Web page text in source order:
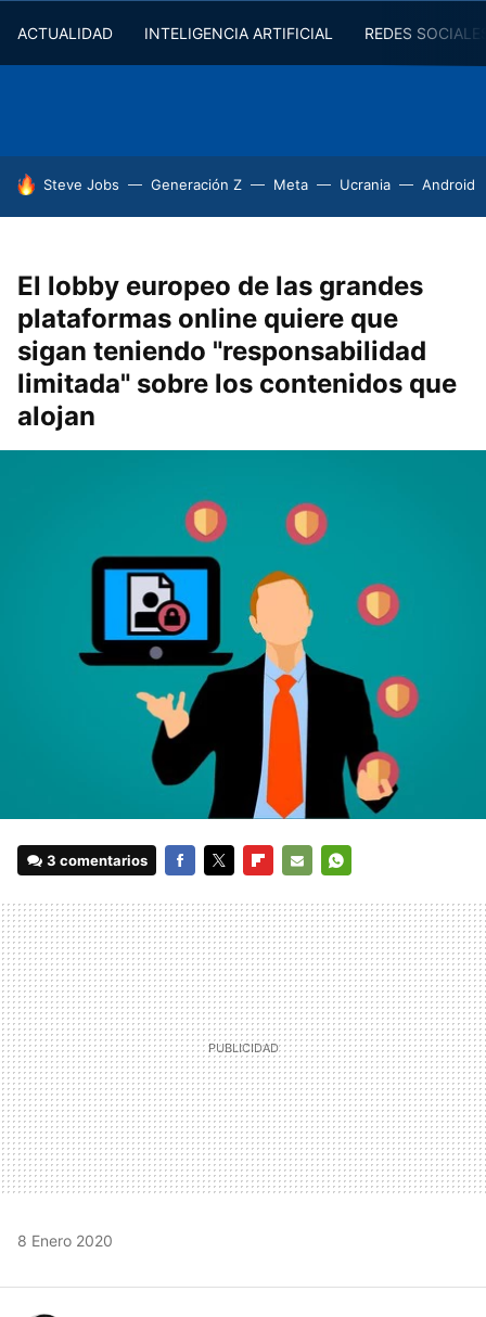
ACTUALIDAD INTELIGENCIA ARTIFICIAL REDES
HOY SE HABLA DE
Steve Jobs Generación Z Meta Ucrania Android
El lobby europeo de las grandes
plataformas online quiere que
sigan teniendo "responsabilidad
limitada" sobre los contenidos que
alojan
3 comentarios
MAIL
8 Enero 2020